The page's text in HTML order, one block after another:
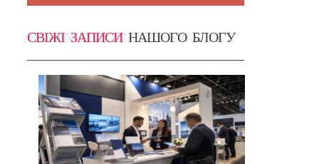
СВІЖІ ЗАПИСИНАШОГО БЛОГУ